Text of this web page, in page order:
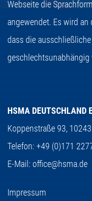
Webseite die
angewendet. Es wird
dass die
HSMA DEUTSCHLAND
Koppenstraße 93,
Telefon: +49 (0)171
E-Mail: office@hsma.de
Impressum